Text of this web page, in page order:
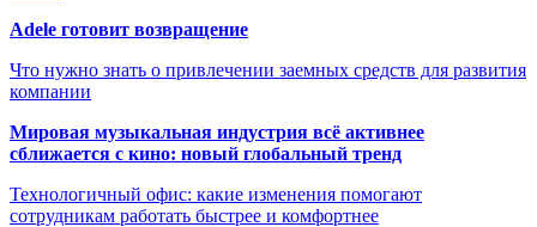
Adele готовит возвращение
Что нужно знать о привлечении заемных средств для развития
компании
Мировая музыкальная индустрия всё активнее
сближается с кино: новый глобальный тренд
Технологичный офис: какие изменения помогают
сотрудникам работать быстрее и комфортнее